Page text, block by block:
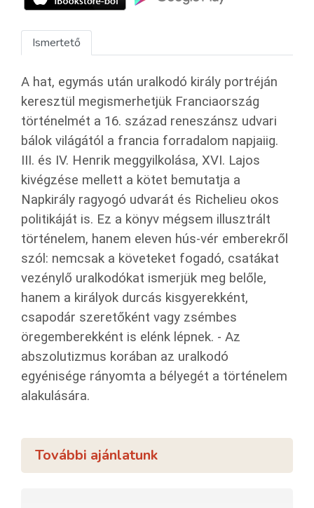
Ismertető
A hat, egymás után uralkodó király portréján
keresztül megismerhetjük Franciaország
történelmét a 16. század reneszánsz udvari
bálok világától a francia forradalom napjaiig.
III. és IV. Henrik meggyilkolása, XVI. Lajos
kivégzése mellett a kötet bemutatja a
Napkirály ragyogó udvarát és Richelieu okos
politikáját is. Ez a könyv mégsem illusztrált
történelem, hanem eleven hús-vér emberekről
szól: nemcsak a követeket fogadó, csatákat
vezénylő uralkodókat ismerjük meg belőle,
hanem a királyok durcás kisgyerekként,
csapodár szeretőként vagy zsémbes
öregemberekként is elénk lépnek. - Az
abszolutizmus korában az uralkodó
egyénisége rányomta a bélyegét a történelem
alakulására.
További ajánlatunk